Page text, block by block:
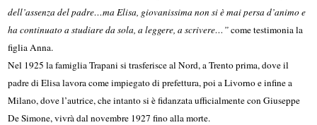
dell’assenza del padre…ma Elisa, giovanissima non si è mai persa d’animo e
ha continuato a studiare da sola, a leggere, a scrivere…”come testimonia la
figlia Anna.
Nel 1925 la famiglia Trapani si trasferisce al Nord, a Trento prima, dove il
padre di Elisa lavora come impiegato di prefettura, poi a Livorno e infine a
Milano, dove l’autrice, che intanto si è fidanzata ufficialmente con Giuseppe
De Simone, vivrà dal novembre 1927 fino alla morte.